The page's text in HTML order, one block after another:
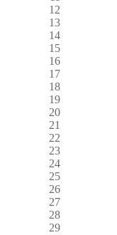
12
13
14
15
16
17
18
19
20
21
22
23
24
25
26
27
28
29